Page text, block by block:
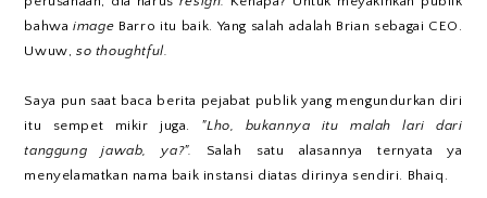
bahwaimage Barro itu baik. Yang salah adalah Brian sebagai CEO.
Uwuw,so thoughtful.
Saya pun saat baca berita pejabat publik yang mengundurkan diri
itu sempet mikir juga. "Lho, bukannya itu malah lari dari
tanggung jawab, ya?". Salah satu alasannya ternyata ya
menyelamatkan nama baik instansi diatas dirinya sendiri. Bhaiq.